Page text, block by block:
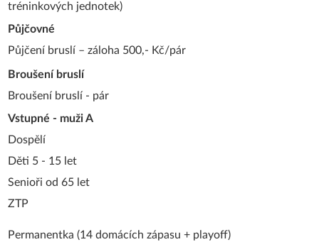
tréninkových jednotek)
Půjčovné
Půjčení bruslí – záloha 500,- Kč/pár
Broušení bruslí
Broušení bruslí - pár
Vstupné - muži A
Dospělí
Děti 5 - 15 let
Senioři od 65 let
ZTP
Permanentka (14 domácích zápasu + playoff)